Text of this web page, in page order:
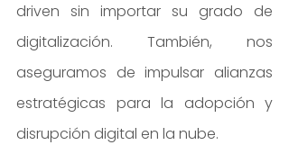
driven sin importar su grado de
digitalización. También, nos
aseguramos de impulsar alianzas
estratégicas para la adopción y
disrupción digital en la nube.